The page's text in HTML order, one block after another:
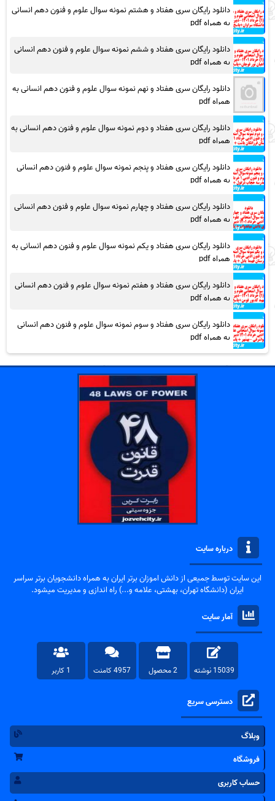
دانلود رایگان سری هفتاد و هشتم نمونه سوال علوم و فنون دهم انسانی
به همراه pdf
دانلود رایگان سری هفتاد و ششم نمونه سوال علوم و فنون دهم انسانی
به همراه pdf
دانلود رایگان سری هفتاد و نهم نمونه سوال علوم و فنون دهم انسانی به
همراه pdf
دانلود رایگان سری هفتاد و دوم نمونه سوال علوم و فنون دهم انسانی به
همراه pdf
دانلود رایگان سری هفتاد و پنجم نمونه سوال علوم و فنون دهم انسانی
به همراه pdf
دانلود رایگان سری هفتاد و چهارم نمونه سوال علوم و فنون دهم انسانی
به همراه pdf
دانلود رایگان سری هفتاد و یکم نمونه سوال علوم و فنون دهم انسانی به
همراه pdf
دانلود رایگان سری هفتاد و هفتم نمونه سوال علوم و فنون دهم انسانی
به همراه pdf
دانلود رایگان سری هفتاد و سوم نمونه سوال علوم و فنون دهم انسانی
به همراه pdf
درباره سایت
این سایت توسط جمیعی از دانش اموزان برتر ایران به همراه دانشجویان برتر سراسر
ایران (دانشگاه تهران، بهشتی، علامه و...) راه اندازی و مدیریت میشود.
آمار سایت
15039 نوشته 2 محصول 4957 کامنت 1 کاربر
دسترسی سریع
وبلاگ
فروشگاه
حساب کاربری